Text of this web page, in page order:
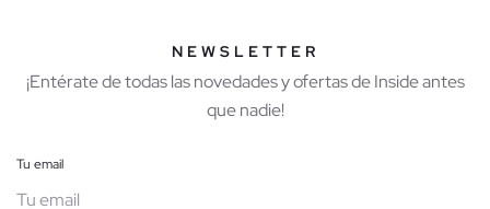
NEWSLETTER
¡Entérate de todas las novedades y ofertas de Inside antes
que nadie!
Tu email